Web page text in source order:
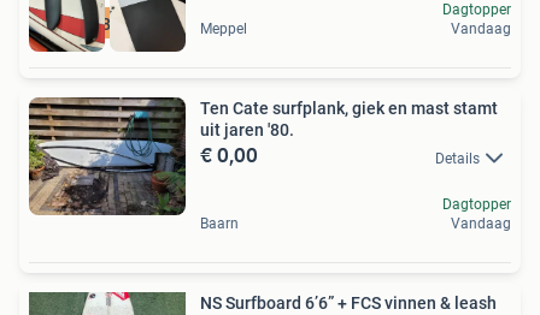
Meppel
Dagtopper
Vandaag
Ten Cate surfplank, giek en mast stamt
uit jaren '80.
€ 0,00 Details
Baarn
Dagtopper
Vandaag
NS Surfboard 6’6” + FCS vinnen & leash